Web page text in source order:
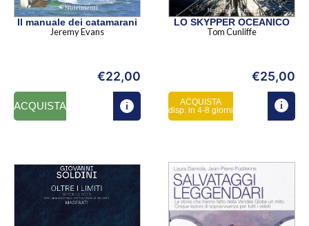
Il manuale dei catamarani
Jeremy Evans
€22,00
ACQUISTA
LO SKYPPER OCEANICO
Tom Cunliffe
€25,00
ACQUISTA
disp. in 4-8 giorni